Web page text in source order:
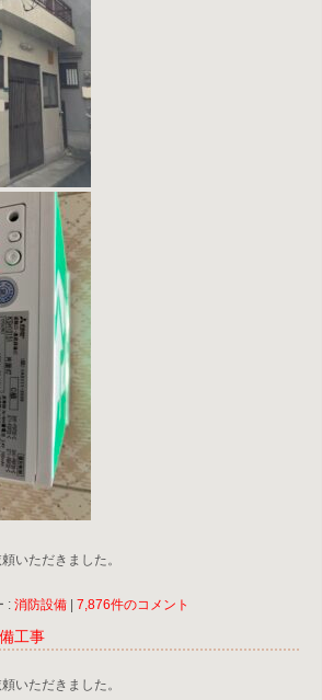
いただきました。
: 消防設備 7,876件のコメント
工事
いただきました。